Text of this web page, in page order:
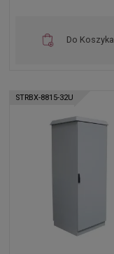
Do Koszyka
STRBX-8815-32U